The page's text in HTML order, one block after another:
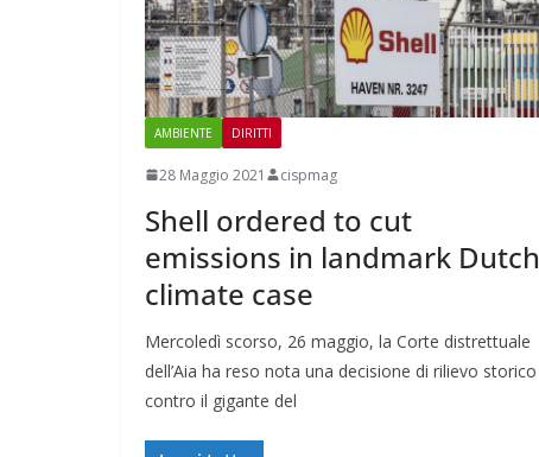
AMBIENTE DIRITTI
28 Maggio 2021 cispmag
Shell ordered to cut
emissions in landmark Dutch
climate case
Mercoledì scorso, 26 maggio, la Corte distrettuale
dell’Aia ha reso nota una decisione di rilievo storico
contro il gigante del